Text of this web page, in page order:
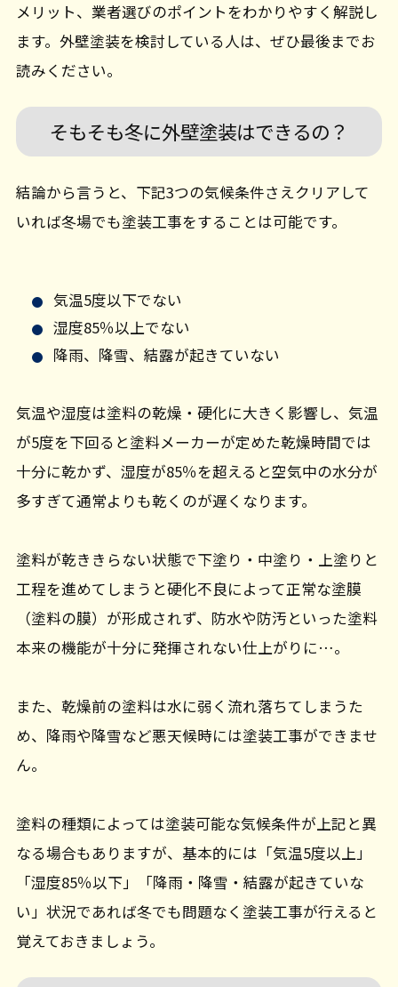
メリット、業者選びのポイントをわかりやすく解説し
ます。外壁塗装を検討している人は、ぜひ最後までお
読みください。
そもそも冬に外壁塗装はできるの？
結論から言うと、下記3つの気候条件さえクリアして
いれば冬場でも塗装工事をすることは可能です。
気温5度以下でない
湿度85％以上でない
降雨、降雪、結露が起きていない
気温や湿度は塗料の乾燥・硬化に大きく影響し、気温
が5度を下回ると塗料メーカーが定めた乾燥時間では
十分に乾かず、湿度が85％を超えると空気中の水分が
多すぎて通常よりも乾くのが遅くなります。
塗料が乾ききらない状態で下塗り・中塗り・上塗りと
工程を進めてしまうと硬化不良によって正常な塗膜
（塗料の膜）が形成されず、防水や防汚といった塗料
本来の機能が十分に発揮されない仕上がりに…。
また、乾燥前の塗料は水に弱く流れ落ちてしまうた
め、降雨や降雪など悪天候時には塗装工事ができませ
ん。
塗料の種類によっては塗装可能な気候条件が上記と異
なる場合もありますが、基本的には「気温5度以上」
「湿度85％以下」「降雨・降雪・結露が起きていな
い」状況であれば冬でも問題なく塗装工事が行えると
覚えておきましょう。